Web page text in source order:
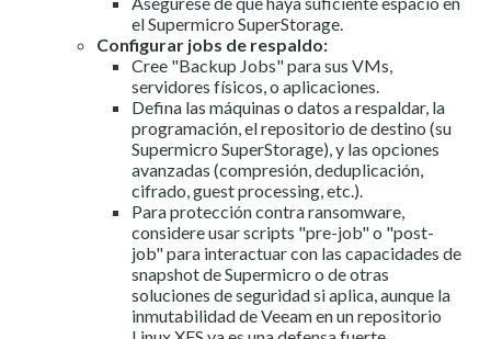
el Supermicro SuperStorage.
Configurar jobs de respaldo:
Cree "Backup Jobs" para sus VMs,
servidores físicos, o aplicaciones.
Defina las máquinas o datos a respaldar, la
programación, el repositorio de destino (su
Supermicro SuperStorage), y las opciones
avanzadas (compresión, deduplicación,
cifrado, guest processing, etc.).
Para protección contra ransomware,
considere usar scripts "pre-job" o "post-
job" para interactuar con las capacidades de
snapshot de Supermicro o de otras
soluciones de seguridad si aplica, aunque la
inmutabilidad de Veeam en un repositorio